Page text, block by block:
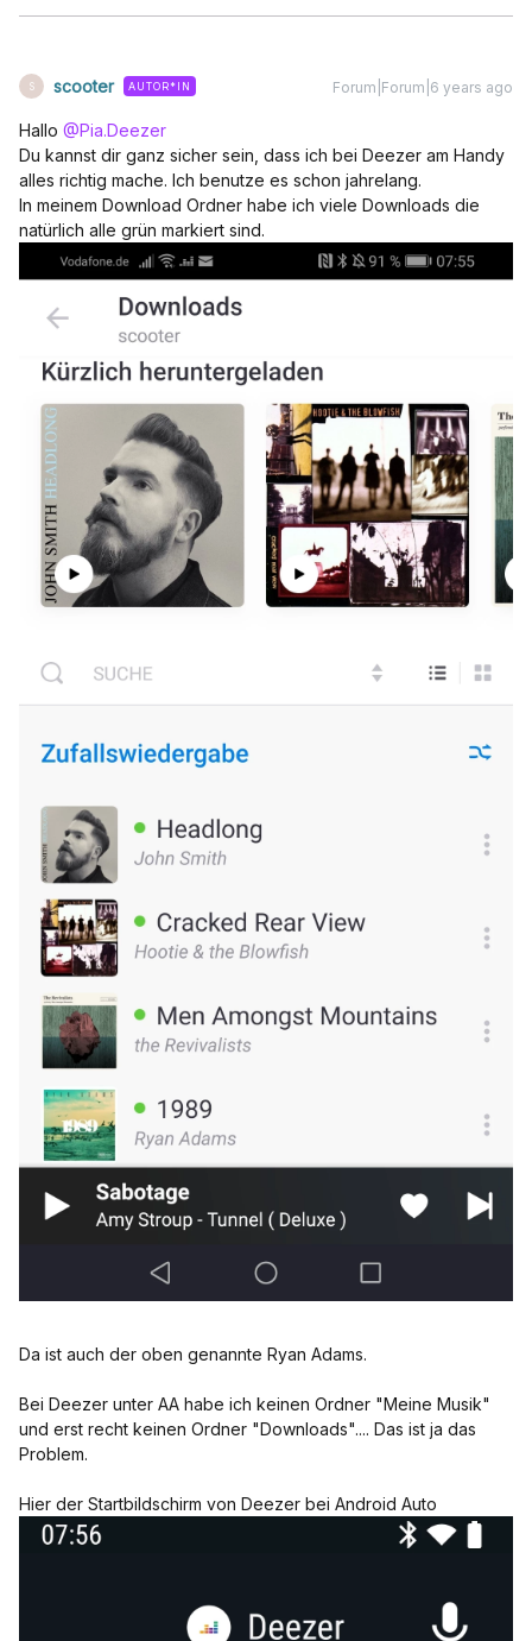
S scooter AUTOR*IN Forum|Forum|6 years ago
Hallo @Pia.Deezer
Du kannst dir ganz sicher sein, dass ich bei Deezer am Handy
alles richtig mache. Ich benutze es schon jahrelang.
In meinem Download Ordner habe ich viele Downloads die
natürlich alle grün markiert sind.
Da ist auch der oben genannte Ryan Adams.
Bei Deezer unter AA habe ich keinen Ordner "Meine Musik"
und erst recht keinen Ordner "Downloads".... Das ist ja das
Problem.
Hier der Startbildschirm von Deezer bei Android Auto